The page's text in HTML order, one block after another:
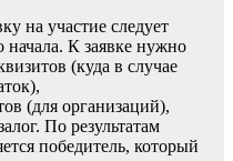
на участие следует
начала. К заявке нужно
(куда в случае
(для организаций),
По результатам
победитель, который